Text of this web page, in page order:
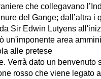
che collegavano
del Gange; dall’altra i
Sir Edwin Lutyens
un'imponente area
alle pretese
Verrà dato un benvenuto
rosso che viene legato